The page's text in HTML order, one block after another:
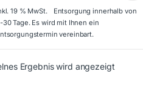
19 % MwSt.
Entsorgung innerhalb von
30 Tage. Es wird mit Ihnen ein
vereinbart.
Ergebnis wird angezeigt